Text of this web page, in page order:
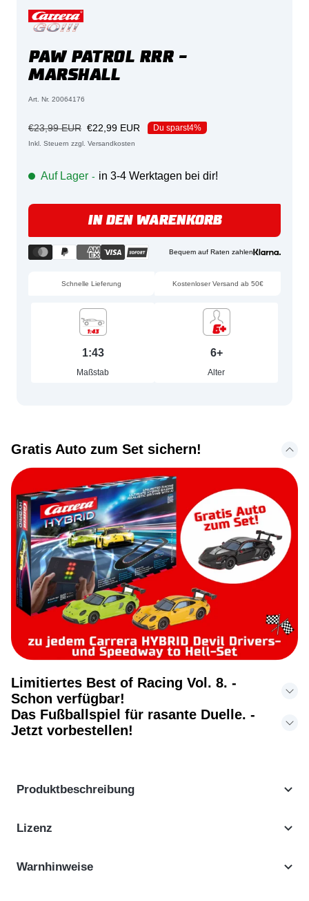
PAW PATROL RRR -
MARSHALL
Art. Nr. 20064176
Angebotspreis
€22,99 EUR
Regulärer
€23,99 EUR Du sparst4%
Inkl. Steuern zzgl. Versandkosten
Auf Lager - in 3-4 Werktagen bei dir!
IN DEN WARENKORB
Bequem auf Raten zahlen
Schnelle Lieferung Kostenloser Versand ab 50€
1:43
Maßstab
6+
Alter
Gratis Auto zum Set sichern!
Limitiertes Best of Racing Vol. 8. -
Schon verfügbar!
Das Fußballspiel für rasante Duelle. -
Jetzt vorbestellen!
Produktbeschreibung
Lizenz
Warnhinweise